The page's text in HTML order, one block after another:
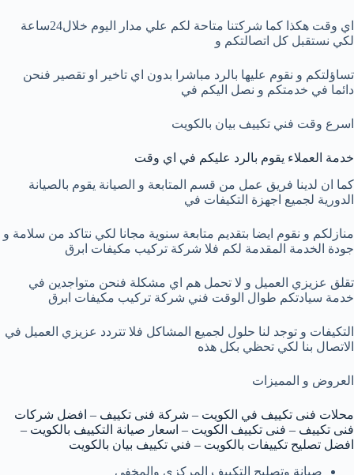
اي وقت هكذا كما شركتنا متاحة لكم علي مدار اليوم خلال24ساعة
لكي نستقبل كل اتصالتكم و
تساؤلتكم و نقوم عليها بالرد مباشرا بدون اي تاخير او تقصير فنحن
دائما في خدمتكم و نصل اليكم في
اسرع وقت فني تكييف بيان بالكويت
خدمة العملاء يقوم بالرد عليكم في اي وقت
كما ان لدينا فريق عمل من قسم المتابعة و الصيانة يقوم بالصيانة
الدورية لجميع اجهزة التكيفات في
منازلكم و نقوم ايضا بتقديم متابعة سنوية مجانا لكي نتاكد من سلامة و
جودة الخدمة المقدمة لكم فلا شركة تركيب مكيفات ابرق
تقلق عزيزي العميل و لا تحمل هم اي مشكلة فنحن متواجدين في
خدمة سيادتكم طوال الوقت فني شركة تركيب مكيفات ابرق
التكيفات و توجد لنا حلول لجميع المشاكل فلا تتردد عزيزي العميل في
الاتصال بنا لكي تحظي بكل هذه
العروض و المميزات
محلات فنى تكييف في الكويت – شركة فنى تكييف – افضل شركات
فنى تكييف – فنى تكييف الكويت – اسعار صيانة التكييف بالكويت –
افضل تصليح تكييفات بالكويت – فني تكييف بيان بالكويت
صيانة وتصليح التكييف المركزي والمخفي